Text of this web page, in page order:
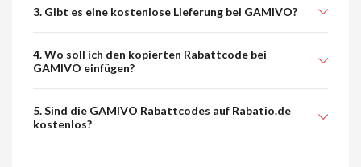
3. Gibt es eine kostenlose Lieferung bei GAMIVO?
4. Wo soll ich den kopierten Rabattcode bei
GAMIVO einfügen?
5. Sind die GAMIVO Rabattcodes auf Rabatio.de
kostenlos?